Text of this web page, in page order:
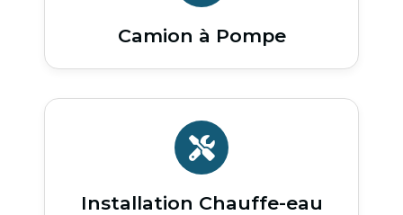
Camion à Pompe
Installation Chauffe-eau